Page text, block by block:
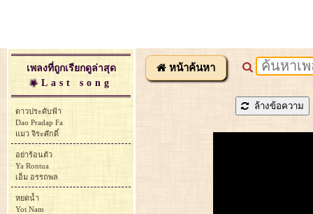
หน้าค้นหา
ล้างข้อความ
เพลงที่ถูกเรียกดูล่าสุด
Last song
ดาวประดับฟ้า
Dao Pradap Fa
แมว จิระศักดิ์
อย่าร้อนตัว
Ya Rontua
เอ็ม อรรถพล
หยดน้ำ
Yot Nam